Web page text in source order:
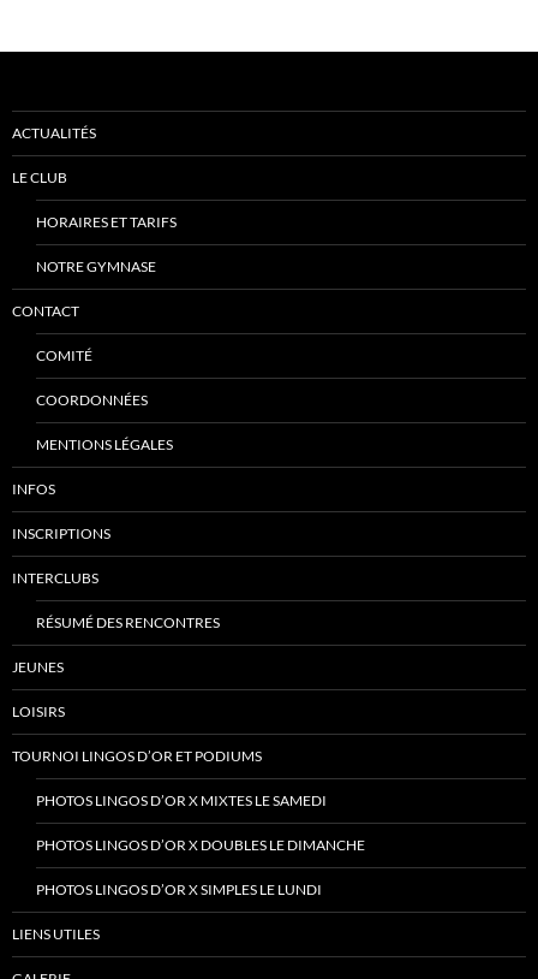
ACTUALITÉS
LE CLUB
HORAIRES ET TARIFS
NOTRE GYMNASE
CONTACT
COMITÉ
COORDONNÉES
MENTIONS LÉGALES
INFOS
INSCRIPTIONS
INTERCLUBS
RÉSUMÉ DES RENCONTRES
JEUNES
LOISIRS
TOURNOI LINGOS D’OR ET PODIUMS
PHOTOS LINGOS D’OR X MIXTES LE SAMEDI
PHOTOS LINGOS D’OR X DOUBLES LE DIMANCHE
PHOTOS LINGOS D’OR X SIMPLES LE LUNDI
LIENS UTILES